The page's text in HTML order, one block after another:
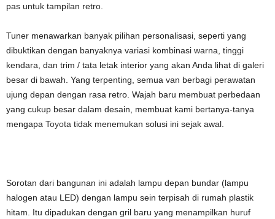
pas untuk tampilan retro.
Tuner menawarkan banyak pilihan personalisasi, seperti yang
dibuktikan dengan banyaknya variasi kombinasi warna, tinggi
kendara, dan trim / tata letak interior yang akan Anda lihat di galeri
besar di bawah. Yang terpenting, semua van berbagi perawatan
ujung depan dengan rasa retro. Wajah baru membuat perbedaan
yang cukup besar dalam desain, membuat kami bertanya-tanya
mengapa Toyota tidak menemukan solusi ini sejak awal.
Sorotan dari bangunan ini adalah lampu depan bundar (lampu
halogen atau LED) dengan lampu sein terpisah di rumah plastik
hitam. Itu dipadukan dengan gril baru yang menampilkan huruf